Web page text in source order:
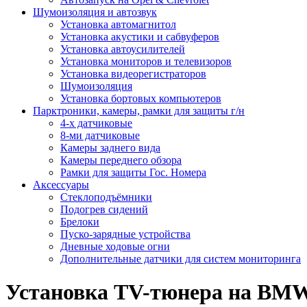
Шумоизоляция и автозвук
Установка автомагнитол
Установка акустики и сабвуферов
Установка автоусилителей
Установка мониторов и телевизоров
Установка видеорегистраторов
Шумоизоляция
Установка бортовых компьютеров
Парктроники, камеры, рамки для защиты г/н
4-х датчиковые
8-ми датчиковые
Камеры заднего вида
Камеры переднего обзора
Рамки для защиты Гос. Номера
Аксессуары
Стеклоподъёмники
Подогрев сидений
Брелоки
Пуско-зарядные устройства
Дневные ходовые огни
Дополнительные датчики для систем мониторинга
Установка TV-тюнера на